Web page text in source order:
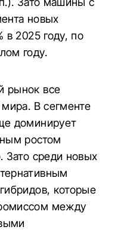
новых
в 2025 году, по
году.
рынок все
мира. В сегменте
доминирует
ростом
Зато среди новых
которые
между